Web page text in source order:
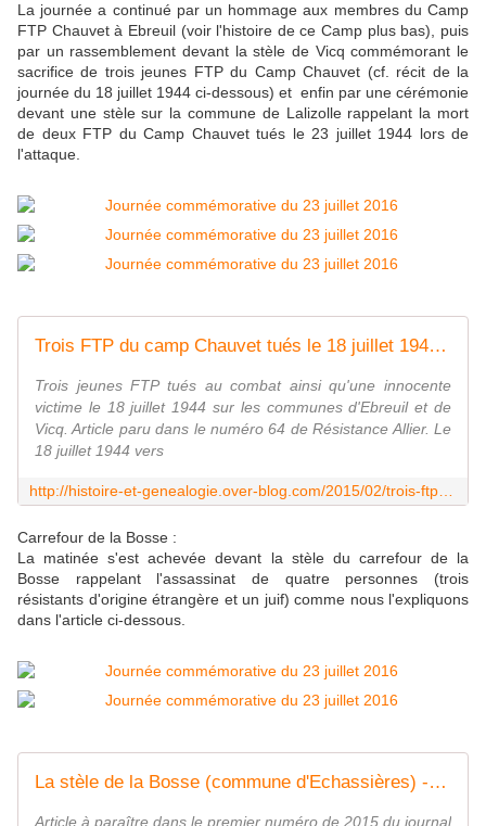
La journée a continué par un hommage aux membres du Camp
FTP Chauvet à Ebreuil (voir l'histoire de ce Camp plus bas), puis
par un rassemblement devant la stèle de Vicq commémorant le
sacrifice de trois jeunes FTP du Camp Chauvet (cf. récit de la
journée du 18 juillet 1944 ci-dessous) et enfin par une cérémonie
devant une stèle sur la commune de Lalizolle rappelant la mort
de deux FTP du Camp Chauvet tués le 23 juillet 1944 lors de
l'attaque.
Trois FTP du camp Chauvet tués le 18 juillet 1944 - Histoire et Généalogie
Trois jeunes FTP tués au combat ainsi qu'une innocente
victime le 18 juillet 1944 sur les communes d'Ebreuil et de
Vicq. Article paru dans le numéro 64 de Résistance Allier. Le
18 juillet 1944 vers
Carrefour de la Bosse :
La matinée s'est achevée devant la stèle du carrefour de la
Bosse rappelant l'assassinat de quatre personnes (trois
résistants d'origine étrangère et un juif) comme nous l'expliquons
dans l'article ci-dessous.
La stèle de la Bosse (commune d'Echassières) - Histoire et Généalogie
Article à paraître dans le premier numéro de 2015 du journal